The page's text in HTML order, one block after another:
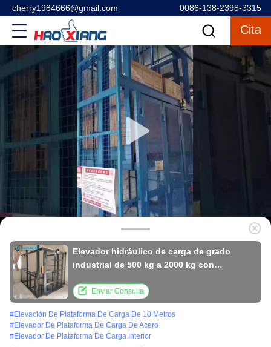
cherry1984666@gmail.com 0086-138-2398-3315
Cita
Elevador hidráulico de carga de grado
industrial de 500 kg a 2000 kg con
almacenes interiores
Enviar Consulta
#Elevación De Plataforma De Carga De 10 Metros
#Elevador De Plataforma De Carga De Acero
#Elevador De Plataforma De Carga Interior